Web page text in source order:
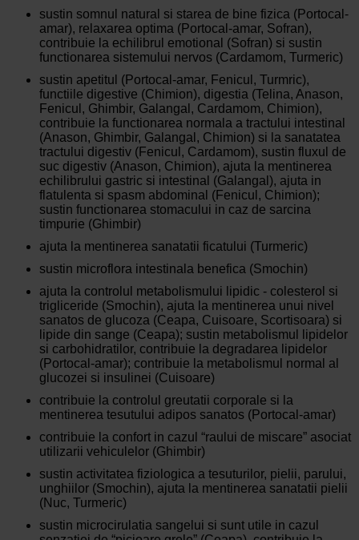
sustin somnul natural si starea de bine fizica (Portocal-
amar), relaxarea optima (Portocal-amar, Sofran),
contribuie la echilibrul emotional (Sofran) si sustin
functionarea sistemului nervos (Cardamom, Turmeric)
sustin apetitul (Portocal-amar, Fenicul, Turmric),
functiile digestive (Chimion), digestia (Telina, Anason,
Fenicul, Ghimbir, Galangal, Cardamom, Chimion),
contribuie la functionarea normala a tractului intestinal
(Anason, Ghimbir, Galangal, Chimion) si la sanatatea
tractului digestiv (Fenicul, Cardamom), sustin fluxul de
suc digestiv (Anason, Chimion), ajuta la mentinerea
echilibrului gastric si intestinal (Galangal), ajuta in
flatulenta si spasm abdominal (Fenicul, Chimion);
sustin functionarea stomacului in caz de sarcina
timpurie (Ghimbir)
ajuta la mentinerea sanatatii ficatului (Turmeric)
sustin microflora intestinala benefica (Smochin)
ajuta la controlul metabolismului lipidic - colesterol si
trigliceride (Smochin), ajuta la mentinerea unui nivel
sanatos de glucoza (Ceapa, Cuisoare, Scortisoara) si
lipide din sange (Ceapa); sustin metabolismul lipidelor
si carbohidratilor, contribuie la degradarea lipidelor
(Portocal-amar); contribuie la metabolismul normal al
glucozei si insulinei (Cuisoare)
contribuie la controlul greutatii corporale si la
mentinerea tesutului adipos sanatos (Portocal-amar)
contribuie la confort in cazul “raului de miscare” asociat
utilizarii vehiculelor (Ghimbir)
sustin activitatea fiziologica a tesuturilor, pielii, parului,
unghiilor (Smochin), ajuta la mentinerea sanatatii pielii
(Nuc, Turmeric)
sustin microcirulatia sangelui si sunt utile in cazul